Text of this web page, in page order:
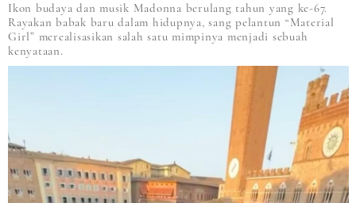
Ikon budaya dan musik Madonna berulang tahun yang ke-67.
Rayakan babak baru dalam hidupnya, sang pelantun “Material
Girl” merealisasikan salah satu mimpinya menjadi sebuah
kenyataan.